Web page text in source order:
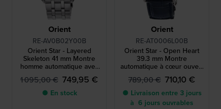
Orient
RE-AV0B02Y00B
Orient Star - Layered
Skeleton 41 mm Montre
homme automatique avec
réserve de marche
1 095,00 € 749,95 €
● En stock
Orient
RE-AT0006L00B
Orient Star - Open Heart
39.3 mm Montre
automatique à cœur ouvert
avec indicateur de réserve
de marche
789,00 € 710,10 €
● Livraison entre 3 jours
à 6 jours ouvrables